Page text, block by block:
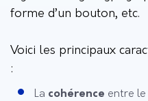
forme d’un bouton, etc.
Voici les principaux
:
La cohérence entre